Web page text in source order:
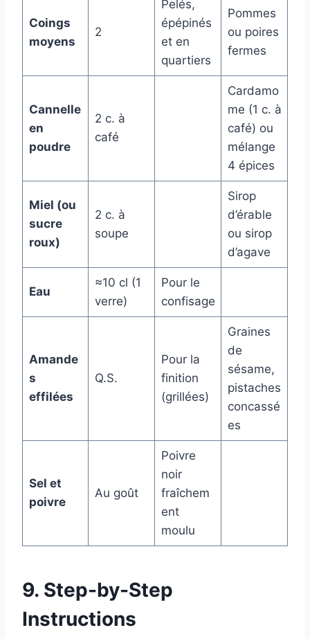
Coings
moyens
2
Pelés,
épépinés
et en
quartiers
Pommes
ou poires
fermes
Cannelle
en
poudre
2 c. à
café
Cardamo
me (1 c. à
café) ou
mélange
4 épices
Miel (ou
sucre
roux)
2 c. à
soupe
Sirop
d’érable
ou sirop
d’agave
Eau
≈10 cl (1
verre)
Pour le
confisage
Amande
s
effilées
Q.S.
Pour la
finition
(grillées)
Graines
de
sésame,
pistaches
concassé
es
Sel et
poivre
Au goût
Poivre
noir
fraîchem
ent
moulu
9. Step-by-Step
Instructions